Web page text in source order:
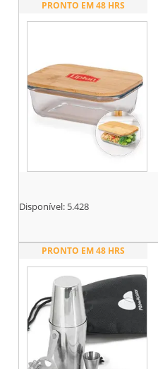
PRONTO EM 48 HRS
Disponível: 5.428
PRONTO EM 48 HRS